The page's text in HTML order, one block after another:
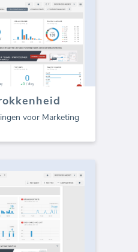
voor Marketing